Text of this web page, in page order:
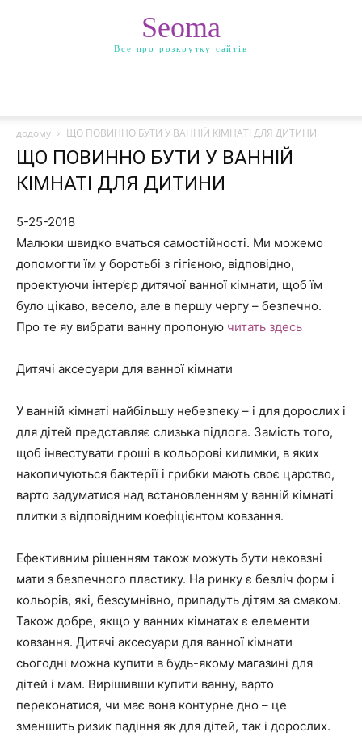
Seoma
Все про розкрутку сайтів
додому ЩО ПОВИННО БУТИ У ВАННІЙ КІМНАТІ ДЛЯ ДИТИНИ
ЩО ПОВИННО БУТИ У ВАННІЙ
КІМНАТІ ДЛЯ ДИТИНИ
5-25-2018
Малюки швидко вчаться самостійності. Ми можемо
допомогти їм у боротьбі з гігієною, відповідно,
проектуючи інтер’єр дитячої ванної кімнати, щоб їм
було цікаво, весело, але в першу чергу – безпечно.
Про те яу вибрати ванну пропоную читать здесь
Дитячі аксесуари для ванної кімнати
У ванній кімнаті найбільшу небезпеку – і для дорослих і
для дітей представляє слизька підлога. Замість того,
щоб інвестувати гроші в кольорові килимки, в яких
накопичуються бактерії і грибки мають своє царство,
варто задуматися над встановленням у ванній кімнаті
плитки з відповідним коефіцієнтом ковзання.
Ефективним рішенням також можуть бути нековзні
мати з безпечного пластику. На ринку є безліч форм і
кольорів, які, безсумнівно, припадуть дітям за смаком.
Також добре, якщо у ванних кімнатах є елементи
ковзання. Дитячі аксесуари для ванної кімнати
сьогодні можна купити в будь-якому магазині для
дітей і мам. Вирішивши купити ванну, варто
переконатися, чи має вона контурне дно – це
зменшить ризик падіння як для дітей, так і дорослих.